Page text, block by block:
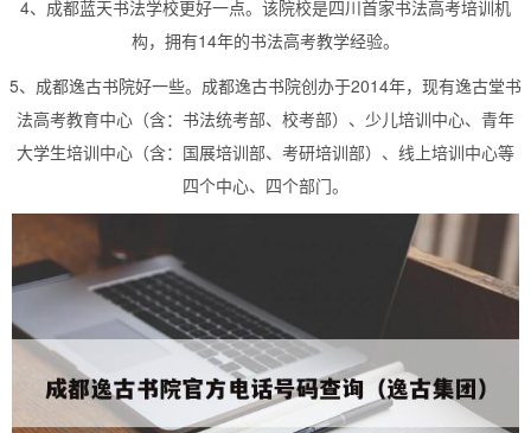
4、成都蓝天书法学校更好一点。该院校是四川首家书法高考培训机
构，拥有14年的书法高考教学经验。
5、成都逸古书院好一些。成都逸古书院创办于2014年，现有逸古堂书
法高考教育中心（含：书法统考部、校考部）、少儿培训中心、青年
大学生培训中心（含：国展培训部、考研培训部）、线上培训中心等
四个中心、四个部门。